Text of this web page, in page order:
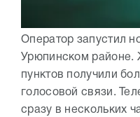
Оператор запустил
Урюпинском районе.
пунктов получили
голосовой связи.
сразу в нескольких